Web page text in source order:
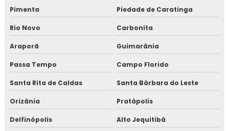
Pimenta Piedade de Caratinga
Rio Novo Carbonita
Araporã Guimarânia
Passa Tempo Campo Florido
Santa Rita de Caldas Santa Bárbara do Leste
Orizânia Pratápolis
Delfinópolis Alto Jequitibá